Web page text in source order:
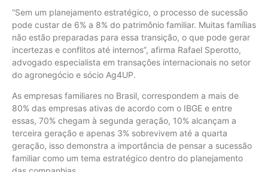
“Sem um planejamento estratégico, o processo de sucessão
pode custar de 6% a 8% do patrimônio familiar. Muitas famílias
não estão preparadas para essa transição, o que pode gerar
incertezas e conflitos até internos”, afirma Rafael Sperotto,
advogado especialista em transações internacionais no setor
do agronegócio e sócio Ag4UP.
As empresas familiares no Brasil, correspondem a mais de
80% das empresas ativas de acordo com o IBGE e entre
essas, 70% chegam à segunda geração, 10% alcançam a
terceira geração e apenas 3% sobrevivem até a quarta
geração, isso demonstra a importância de pensar a sucessão
familiar como um tema estratégico dentro do planejamento